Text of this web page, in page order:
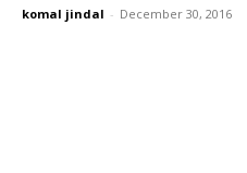
komal jindal - December 30, 2016